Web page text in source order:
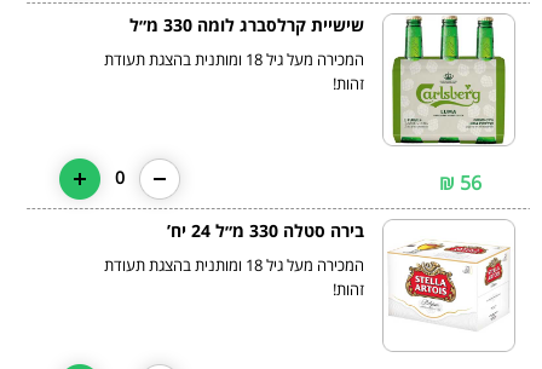
שישיית קרלסברג לומה 330 מ״ל
המכירה מעל גיל 18 ומותנית בהצגת תעודת
זהות!
56 ₪
0
בירה סטלה 330 מ״ל 24 יח’
המכירה מעל גיל 18 ומותנית בהצגת תעודת
זהות!